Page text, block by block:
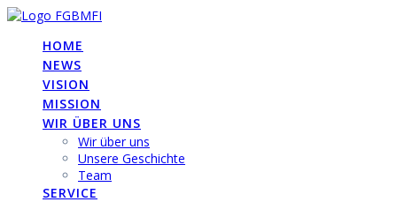
Skip
contentHOME
NEWS
VISION
MISSION
WIR ÜBER UNS
Wir über uns
Unsere Geschichte
Team
SERVICE